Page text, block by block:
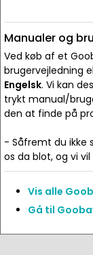
Manualer og
Ved køb af et
brugervejledning
Engelsk. Vi kan
trykt manual/
den at finde på
- Såfremt du ikke
os da blot, og vi
Vis alle
Gå til